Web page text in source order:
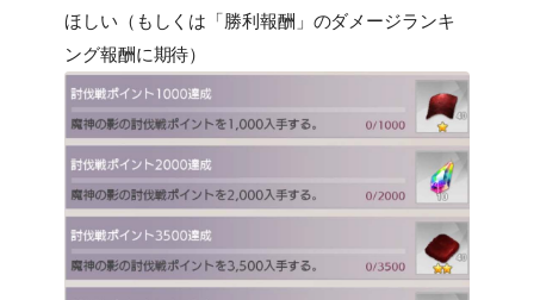
ほしい（もしくは「勝利報酬」のダメージランキ
ング報酬に期待）